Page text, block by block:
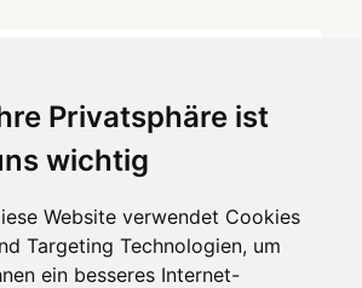
Privatsphäre ist
wichtig
Website verwendet Cookies
Targeting Technologien, um
ein besseres Internet-
Nähe von Uder
* Almstedt *Bad
* Despetal * Diekholzen*
bei Hildesheim* Gronau (Leine) *
Hildesheim West
Holle*Nordstemmen*Pattensen
Schellerten* Sibbesse
*